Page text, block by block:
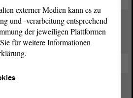
Funktionen
externer Medien kann es zu
und -verarbeitung entsprechend
der jeweiligen Plattformen
für weitere Informationen